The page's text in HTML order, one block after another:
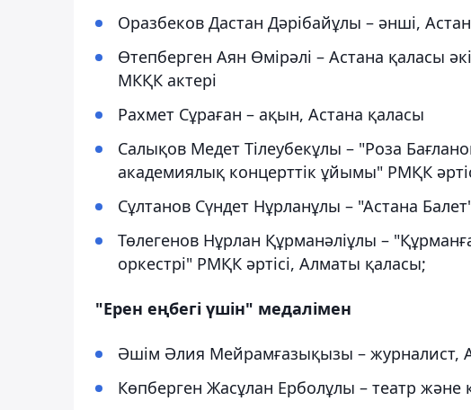
Оразбеков Дастан Дәрібайұлы – әнші,
Өтепберген Аян Өмірәлі – Астана қаласы
МКҚК актері
Рахмет Сұраған – ақын, Астана қаласы
Салықов Медет Тілеубекұлы – "Роза
академиялық концерттік ұйымы" РМҚК
Сұлтанов Сүндет Нұрланұлы – "Астана
Төлегенов Нұрлан Құрманәліұлы –
оркестрі" РМҚК әртісі, Алматы қаласы;
"Ерен еңбегі үшін" медалімен
Әшім Әлия Мейрамғазықызы – журналист,
Көпберген Жасұлан Ерболұлы – театр және